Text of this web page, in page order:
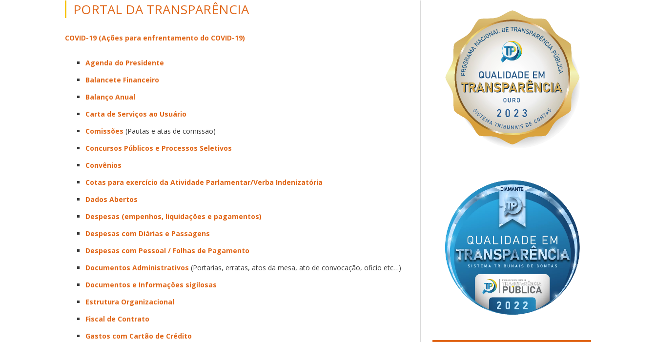
PORTAL DA TRANSPARÊNCIA
COVID-19 (Ações para enfrentamento do COVID-19)
Agenda do Presidente
Balancete Financeiro
Balanço Anual
Carta de Serviços ao Usuário
Comissões (Pautas e atas de comissão)
Concursos Públicos e Processos Seletivos
Convênios
Cotas para exercício da Atividade Parlamentar/Verba Indenizatória
Dados Abertos
Despesas (empenhos, liquidações e pagamentos)
Despesas com Diárias e Passagens
Despesas com Pessoal / Folhas de Pagamento
Documentos Administrativos (Portarias, erratas, atos da mesa, ato de convocação, oficio etc…)
Documentos e Informações sigilosas
Estrutura Organizacional
Fiscal de Contrato
Gastos com Cartão de Crédito